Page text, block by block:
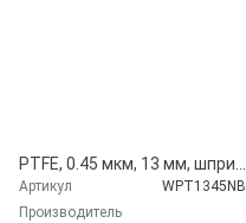
Артикул
WPT1345NB
Производитель